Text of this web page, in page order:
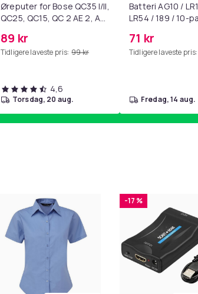
Øreputer for Bose QC35 I/II,
QC25, QC15, QC 2 AE 2, AE
SoundLink Black
89 kr
Tidligere laveste pris: 99 kr
4,6
torsdag, 20 aug.
Batteri AG10 /
LR54 / 189 / 10-
71 kr
Tidligere laveste pris:
fredag, 14 aug.
-17 %